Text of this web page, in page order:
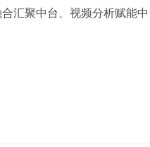
汇聚中台、视频分析赋能